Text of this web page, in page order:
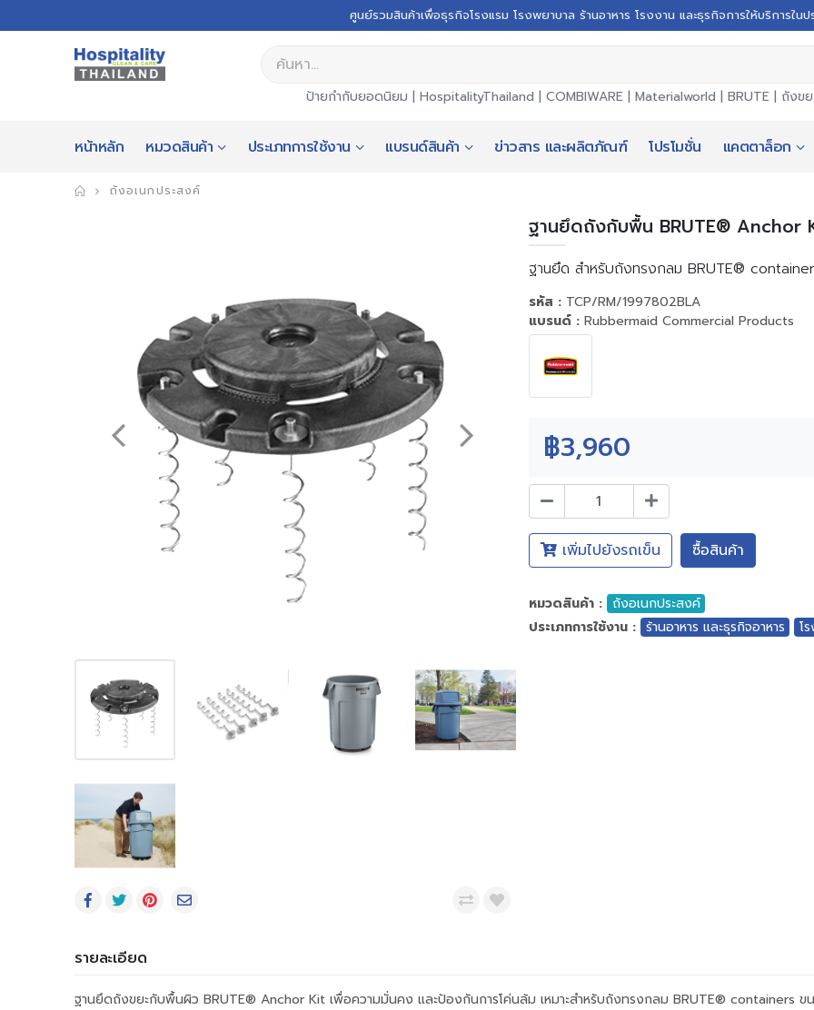
ศูนย์รวมสินค้าเพื่อธุรกิจโรงแรม โรงพยาบาล ร้านอาหาร โรงงาน และธุรกิจการให้บริการในป
ป้ายกำกับยอดนิยม | HospitalityThailand | COMBIWARE | Materialworld | BRUTE | ถังข
หน้าหลัก หมวดสินค้า ประเภทการใช้งาน แบรนด์สินค้า ข่าวสาร และผลิตภัณฑ์ โปรโมชั่น แคตตาล็อก
ถังอเนกประสงค์
ฐานยึดถังกับพื้น BRUTE® Anchor
ฐานยึด สำหรับถังทรงกลม BRUTE®
รหัส : TCP/RM/1997802BLA
แบรนด์ : Rubbermaid Commercial Products
฿3,960
เพิ่มไปยังรถเข็น ซื้อสินค้า
หมวดสินค้า : ถังอเนกประสงค์
ประเภทการใช้งาน : ร้านอาหาร และธุรกิจอาหาร โ
รายละเอียด
ฐานยึดถังขยะกับพื้นผิว BRUTE® Anchor Kit เพื่อความมั่นคง และป้องกันการโค่นล้ม เหมาะสำหรับถังทรงกลม BRUTE® containers